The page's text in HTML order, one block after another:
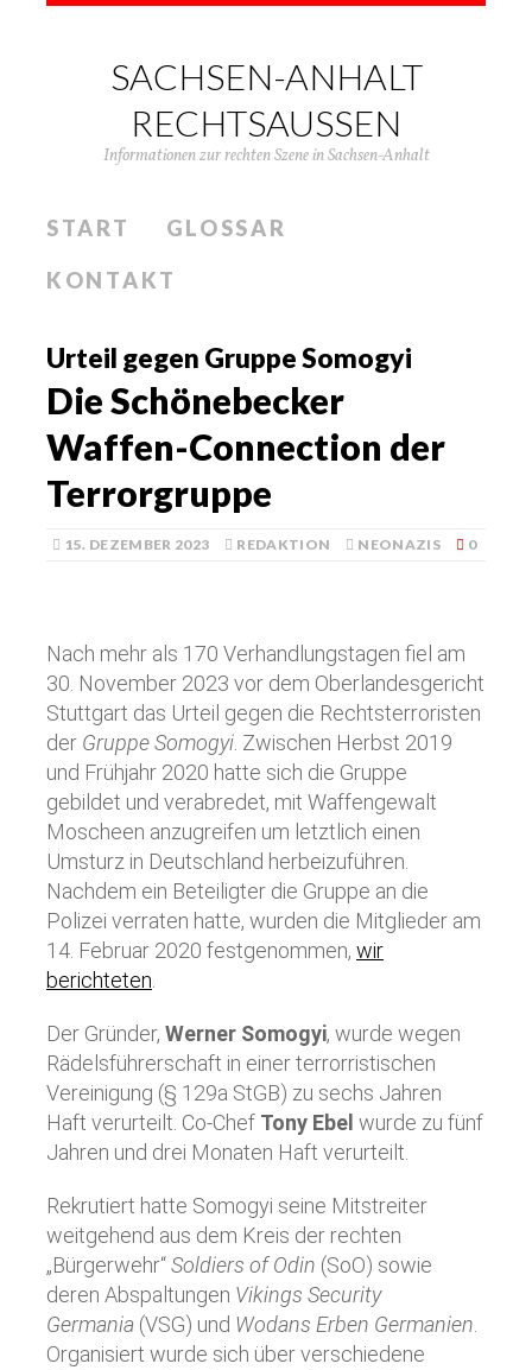
SACHSEN-ANHALT
RECHTSAUSSEN
Informationen zur rechten Szene in Sachsen-Anhalt
START
GLOSSAR
KONTAKT
Urteil gegen Gruppe Somogyi
Die Schönebecker
Waffen-Connection der
Terrorgruppe
15. DEZEMBER 2023 REDAKTION NEONAZIS 0
Nach mehr als 170 Verhandlungstagen fiel am
30. November 2023 vor dem Oberlandesgericht
Stuttgart das Urteil gegen die Rechtsterroristen
der Gruppe Somogyi . Zwischen Herbst 2019
und Frühjahr 2020 hatte sich die Gruppe
gebildet und verabredet, mit Waffengewalt
Moscheen anzugreifen um letztlich einen
Umsturz in Deutschland herbeizuführen.
Nachdem ein Beteiligter die Gruppe an die
Polizei verraten hatte, wurden die Mitglieder am
14. Februar 2020 festgenommen, wir
berichteten
Der Gründer, Werner Somogyi, wurde wegen
Rädelsführerschaft in einer terrorristischen
Vereinigung (§ 129a StGB) zu sechs Jahren
Haft verurteilt. Co-Chef Tony Ebel wurde zu fünf
Jahren und drei Monaten Haft verurteilt.
Rekrutiert hatte Somogyi seine Mitstreiter
weitgehend aus dem Kreis der rechten
„Bürgerwehr“Soldiers of Odin (SoO) sowie
deren Abspaltungen Vikings Security
Germania (VSG) und Wodans Erben Germanien
Organisiert wurde sich über verschiedene